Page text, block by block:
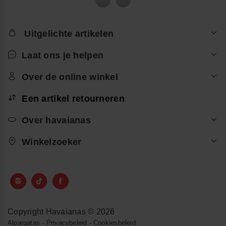
Uitgelichte artikelen
Laat ons je helpen
Over de online winkel
Een artikel retourneren
Over havaianas
Winkelzoeker
Copyright Havaianas © 2026
Alpargatas - Privacybeleid - Cookiesbeleid